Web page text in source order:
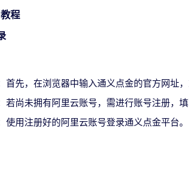
程
首先，在浏览器中输入通义点金的官方网址
若尚未拥有阿里云账号，需进行账号注册，
使用注册好的阿里云账号登录通义点金平台。